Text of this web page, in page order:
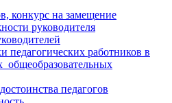
конкурс на замещение
руководителя
педагогических работников в
педагогов